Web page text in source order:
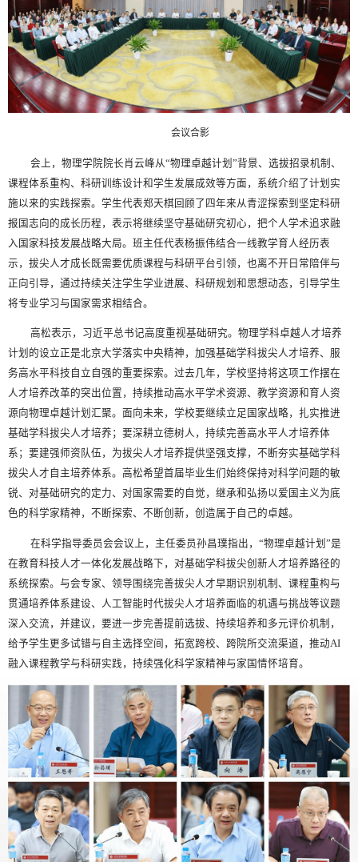
会议合影
会上，物理学院院长肖云峰从“物理卓越计划”背景、选拔招录机制、
课程体系重构、科研训练设计和学生发展成效等方面，系统介绍了计划实
施以来的实践探索。学生代表郑天棋回顾了四年来从青涩探索到坚定科研
报国志向的成长历程，表示将继续坚守基础研究初心，把个人学术追求融
入国家科技发展战略大局。班主任代表杨振伟结合一线教学育人经历表
示，拔尖人才成长既需要优质课程与科研平台引领，也离不开日常陪伴与
正向引导，通过持续关注学生学业进展、科研规划和思想动态，引导学生
将专业学习与国家需求相结合。
高松表示，习近平总书记高度重视基础研究。物理学科卓越人才培养
计划的设立正是北京大学落实中央精神，加强基础学科拔尖人才培养、服
务高水平科技自立自强的重要探索。过去几年，学校坚持将这项工作摆在
人才培养改革的突出位置，持续推动高水平学术资源、教学资源和育人资
源向物理卓越计划汇聚。面向未来，学校要继续立足国家战略，扎实推进
基础学科拔尖人才培养；要深耕立德树人，持续完善高水平人才培养体
系；要建强师资队伍，为拔尖人才培养提供坚强支撑，不断夯实基础学科
拔尖人才自主培养体系。高松希望首届毕业生们始终保持对科学问题的敏
锐、对基础研究的定力、对国家需要的自觉，继承和弘扬以爱国主义为底
色的科学家精神，不断探索、不断创新，创造属于自己的卓越。
在科学指导委员会会议上，主任委员孙昌璞指出，“物理卓越计划”是
在教育科技人才一体化发展战略下，对基础学科拔尖创新人才培养路径的
系统探索。与会专家、领导围绕完善拔尖人才早期识别机制、课程重构与
贯通培养体系建设、人工智能时代拔尖人才培养面临的机遇与挑战等议题
深入交流，并建议，要进一步完善提前选拔、持续培养和多元评价机制，
给予学生更多试错与自主选择空间，拓宽跨校、跨院所交流渠道，推动AI
融入课程教学与科研实践，持续强化科学家精神与家国情怀培育。